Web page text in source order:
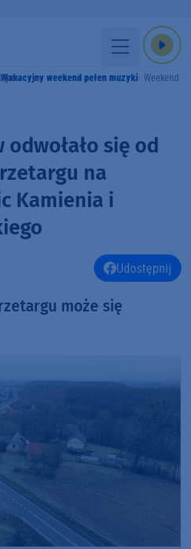
Wakacyjny weekend pełen muzyki Weekend
się od
na
Kamienia i
Udostępnij
może się